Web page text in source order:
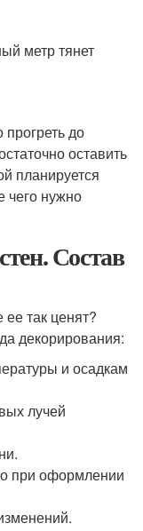
метр тянет
до
оставить
планируется
чего нужно
Состав
ее так ценят?
декорирования:
и осадкам
лучей
при оформлении